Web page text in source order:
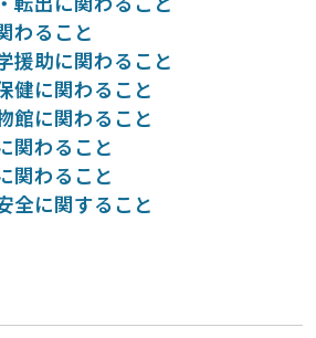
わること
援助に関わること
健に関わること
館に関わること
関わること
関わること
全に関すること